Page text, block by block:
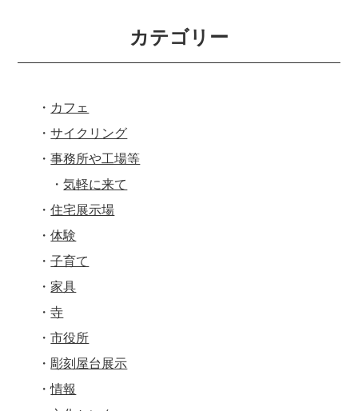
カテゴリー
カフェ
サイクリング
事務所や工場等
気軽に来て
住宅展示場
体験
子育て
家具
寺
市役所
彫刻屋台展示
情報